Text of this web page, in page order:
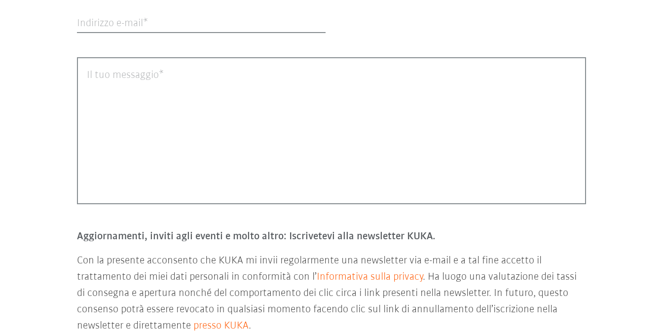
Indirizzo e-mail
Il tuo messaggio
Aggiornamenti, inviti agli eventi e molto altro: Iscrivetevi alla newsletter KUKA.
Con la presente acconsento che KUKA mi invii regolarmente una newsletter via e-mail e a tal fine accetto il
trattamento dei miei dati personali in conformità con l’Informativa sulla privacy. Ha luogo una valutazione dei tassi
di consegna e apertura nonché del comportamento dei clic circa i link presenti nella newsletter. In futuro, questo
consenso potrà essere revocato in qualsiasi momento facendo clic sul link di annullamento dell’iscrizione nella
newsletter e direttamente presso KUKA.